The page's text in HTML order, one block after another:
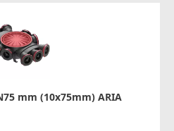
mm (10x75mm) ARIA